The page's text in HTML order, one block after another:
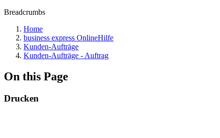
Breadcrumbs
Home
business express OnlineHilfe
Kunden-Aufträge
Kunden-Aufträge - Auftrag
On this Page
Drucken